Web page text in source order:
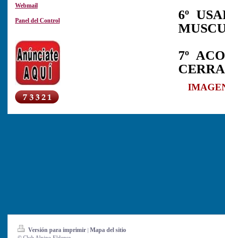
Webmail
Panel del Control
6º
7º
Versión para imprimir | Mapa del sitio